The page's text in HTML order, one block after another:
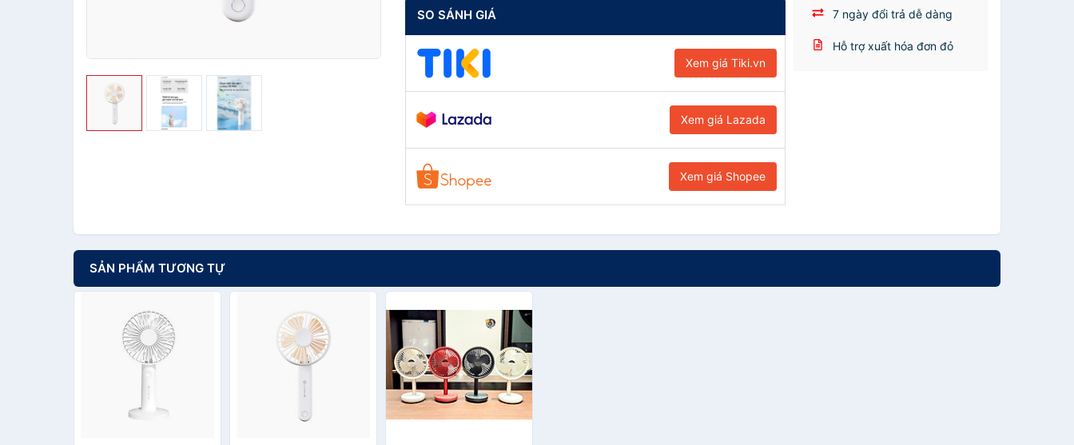
SO SÁNH GIÁ
Xem giá Tiki.vn
Xem giá Lazada
Xem giá Shopee
7 ngày đổi trả dễ dàng
Hỗ trợ xuất hóa đơn đỏ
SẢN PHẨM TƯƠNG TỰ